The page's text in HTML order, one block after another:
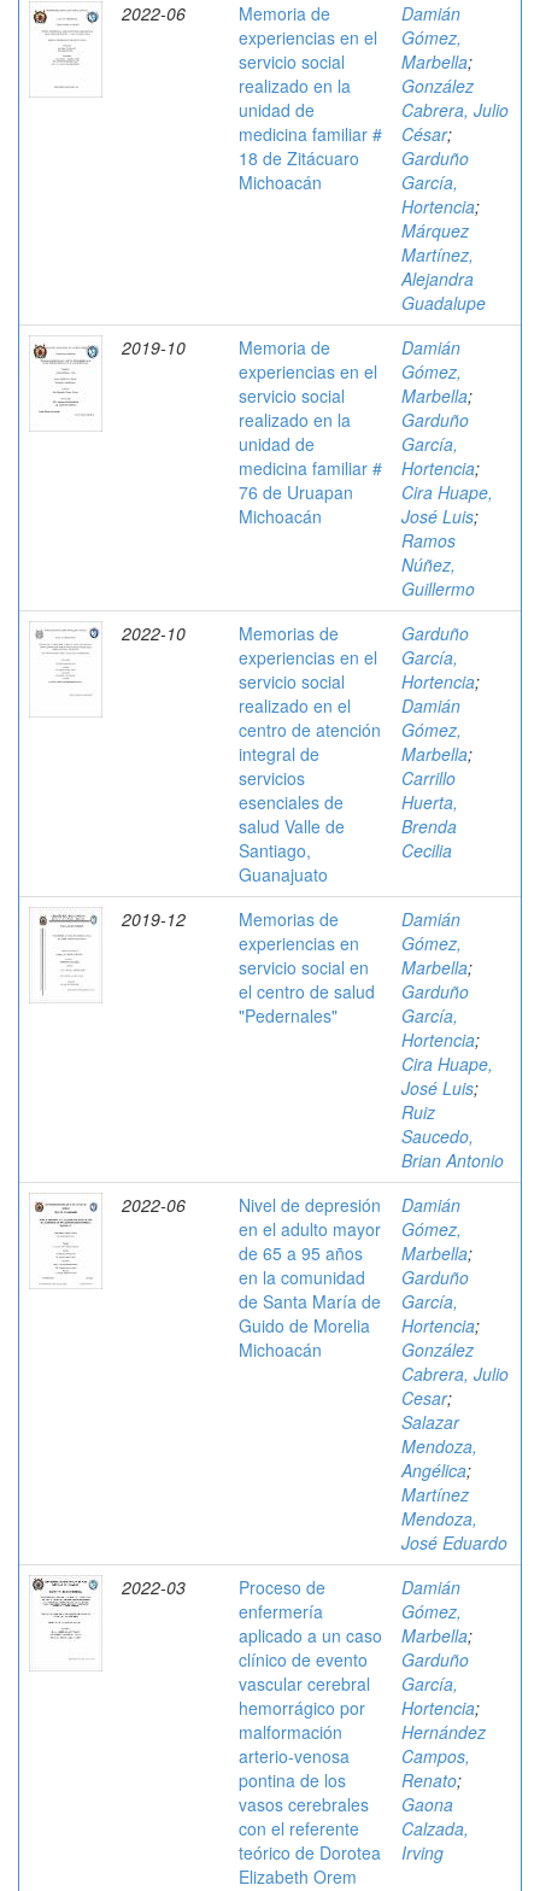
2022-06
Memoria de
experiencias en el
servicio social
realizado en la
unidad de
medicina familiar #
18 de Zitácuaro
Michoacán
Damián
Gómez,
Marbella;
González
Cabrera, Julio
César;
Garduño
García,
Hortencia;
Márquez
Martínez,
Alejandra
Guadalupe
2019-10
Memoria de
experiencias en el
servicio social
realizado en la
unidad de
medicina familiar #
76 de Uruapan
Michoacán
Damián
Gómez,
Marbella;
Garduño
García,
Hortencia;
Cira Huape,
José Luis;
Ramos
Núñez,
Guillermo
2022-10
Memorias de
experiencias en el
servicio social
realizado en el
centro de atención
integral de
servicios
esenciales de
salud Valle de
Santiago,
Guanajuato
Garduño
García,
Hortencia;
Damián
Gómez,
Marbella;
Carrillo
Huerta,
Brenda
Cecilia
2019-12
Memorias de
experiencias en
servicio social en
el centro de salud
"Pedernales"
Damián
Gómez,
Marbella;
Garduño
García,
Hortencia;
Cira Huape,
José Luis;
Ruiz
Saucedo,
Brian Antonio
2022-06
Nivel de depresión
en el adulto mayor
de 65 a 95 años
en la comunidad
de Santa María de
Guido de Morelia
Michoacán
Damián
Gómez,
Marbella;
Garduño
García,
Hortencia;
González
Cabrera, Julio
Cesar;
Salazar
Mendoza,
Angélica;
Martínez
Mendoza,
José Eduardo
2022-03
Proceso de
enfermería
aplicado a un caso
clínico de evento
vascular cerebral
hemorrágico por
malformación
arterio-venosa
pontina de los
vasos cerebrales
con el referente
teórico de Dorotea
Elizabeth Orem
Damián
Gómez,
Marbella;
Garduño
García,
Hortencia;
Hernández
Campos,
Renato;
Gaona
Calzada,
Irving